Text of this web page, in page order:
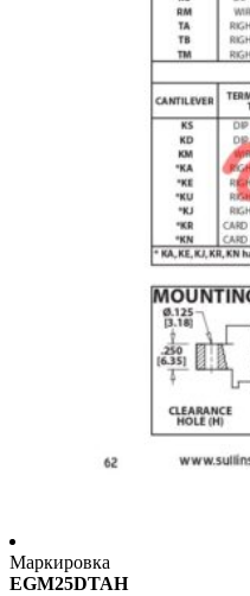
Маркировка
EGM25DTAH